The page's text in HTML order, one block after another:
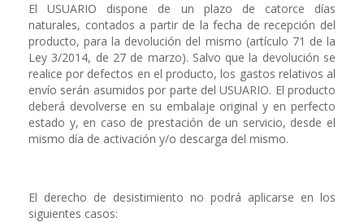
El USUARIO dispone de un plazo de catorce días
naturales, contados a partir de la fecha de recepción del
producto, para la devolución del mismo (artículo 71 de la
Ley 3/2014, de 27 de marzo). Salvo que la devolución se
realice por defectos en el producto, los gastos relativos al
envío serán asumidos por parte del USUARIO. El producto
deberá devolverse en su embalaje original y en perfecto
estado y, en caso de prestación de un servicio, desde el
mismo día de activación y/o descarga del mismo.
El derecho de desistimiento no podrá aplicarse en los
siguientes casos: